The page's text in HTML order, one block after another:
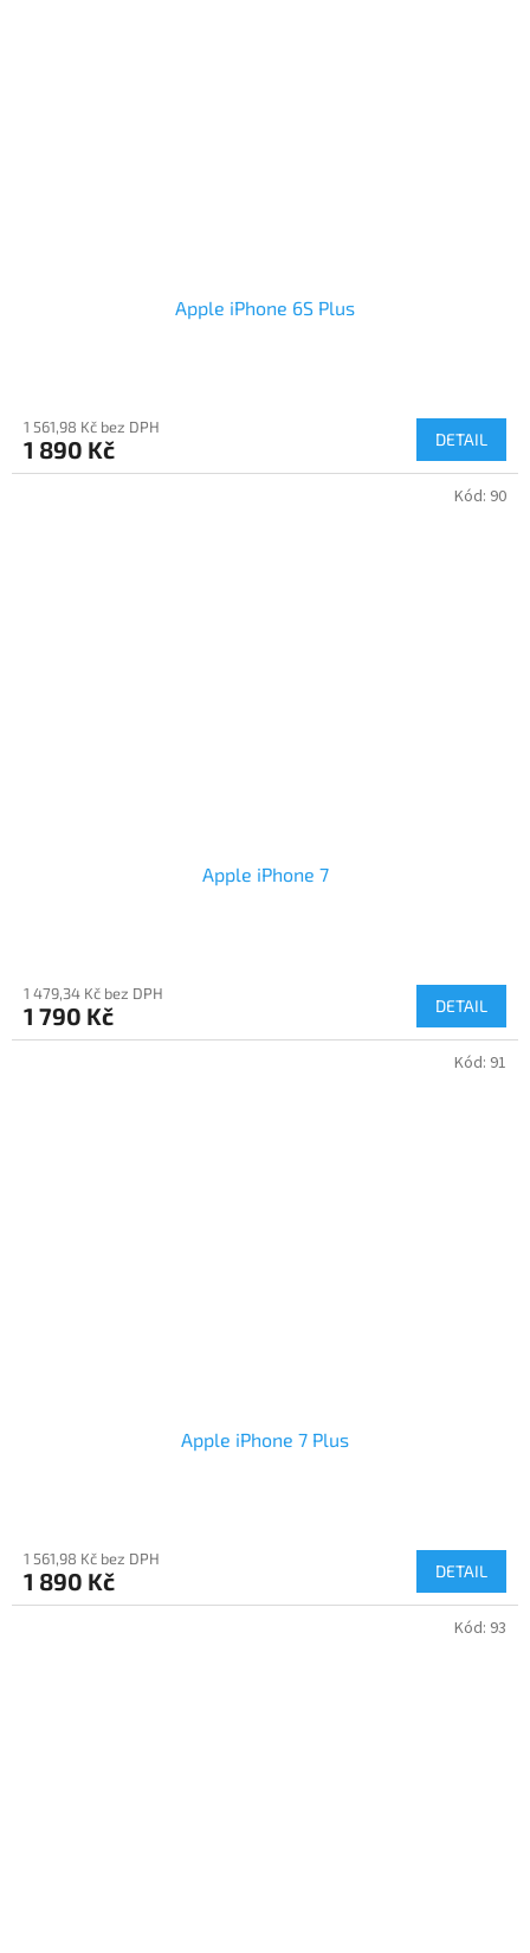
Apple iPhone 6S Plus
1 561,98 Kč bez DPH
1 890 Kč DETAIL
Apple iPhone 7
1 479,34 Kč bez DPH
1 790 Kč DETAIL
Kód: 90
Apple iPhone 7 Plus
1 561,98 Kč bez DPH
1 890 Kč DETAIL
Kód: 91
Kód: 93